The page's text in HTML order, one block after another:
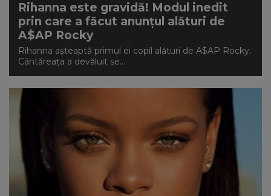
Rihanna este gravidă! Modul inedit
prin care a făcut anunțul alături de
A$AP Rocky
Rihanna așteaptă primul ei copil alături de A$AP Rocky.
Cântăreața a devăluit se...